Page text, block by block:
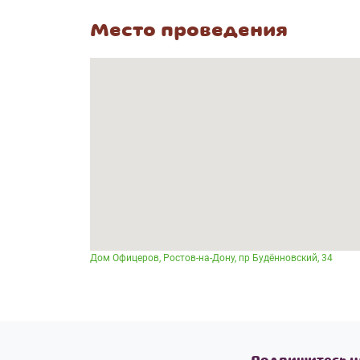
Место проведения
Дом Офицеров, Ростов-на-Дону, пр Будённовский, 34